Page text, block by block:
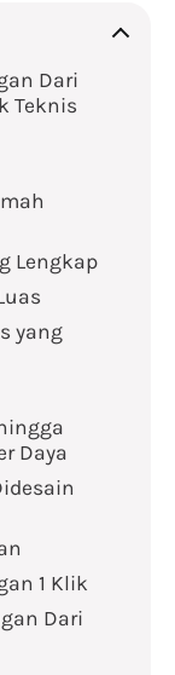
Dari
Teknis
Lengkap
yang
Daya
1 Klik
Dari